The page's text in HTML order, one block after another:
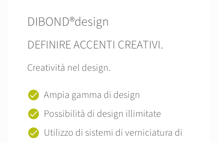
DIBOND®design
DEFINIRE ACCENTI CREATIVI.
Creatività nel design.
Ampia gamma di design
Possibilità di design illimitate
Utilizzo di sistemi di verniciatura di